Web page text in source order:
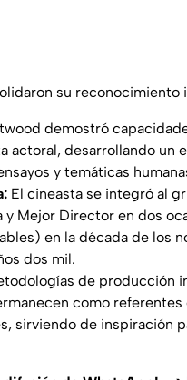
su reconocimiento
demostró
actoral, desarrollando un
y temáticas
El cineasta se integró al
y Mejor Director en dos
) en la década de los
dos mil.
de producción
como
sirviendo de inspiración